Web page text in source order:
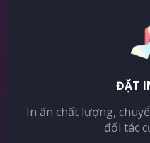
ĐẶT
In ấn chất lượng,
đối tác